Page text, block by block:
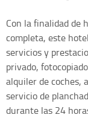
Con la finalidad de
completa, este
servicios y
privado,
alquiler de coches,
servicio de
durante las 24